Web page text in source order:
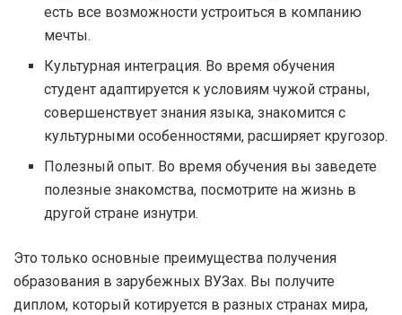
есть все возможности устроиться в компанию
мечты.
Культурная интеграция. Во время обучения
студент адаптируется к условиям чужой страны,
совершенствует знания языка, знакомится с
культурными особенностями, расширяет кругозор.
Полезный опыт. Во время обучения вы заведете
полезные знакомства, посмотрите на жизнь в
другой стране изнутри.
Это только основные преимущества получения
образования в зарубежных ВУЗах. Вы получите
диплом, который котируется в разных странах мира,